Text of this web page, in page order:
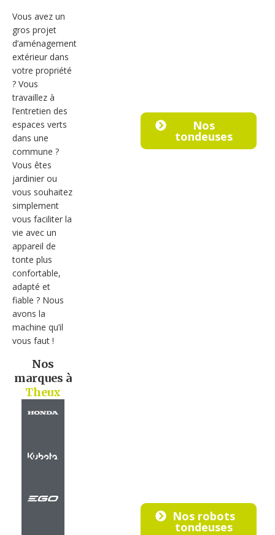
Vous avez un
gros projet
d’aménagement
extérieur dans
votre propriété
? Vous
travaillez à
l’entretien des
espaces verts
dans une
commune ?
Vous êtes
jardinier ou
vous souhaitez
simplement
vous faciliter la
vie avec un
appareil de
tonte plus
confortable,
adapté et
fiable ? Nous
avons la
machine qu’il
vous faut !
Nos
marques à
Theux
Nos
tondeuses
Nos robots
tondeuses